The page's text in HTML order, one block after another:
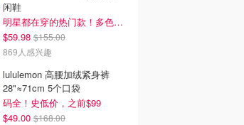
闲鞋
明星都在穿的热门款！多色可选 3.8折
$59.98 $155.00
869人感兴趣
lululemon 高腰加绒紧身裤
28"≈71cm 5个口袋
码全！史低价，之前$99
$49.00 $168.00